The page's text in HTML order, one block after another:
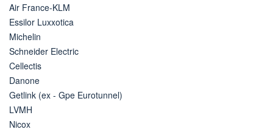
Air France-KLM
Essilor Luxxotica
Michelin
Schneider Electric
Cellectis
Danone
Getlink (ex - Gpe Eurotunnel)
LVMH
Nicox